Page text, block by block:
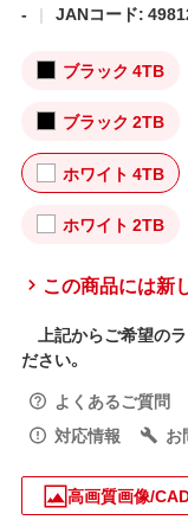
- JANコード:
ブラック 4TB
ブラック 2TB
ホワイト 4TB
ホワイト 2TB
この商品には新
上記からご希望の
ださい。
よくあるご質問
対応情報
お
高画質画像/